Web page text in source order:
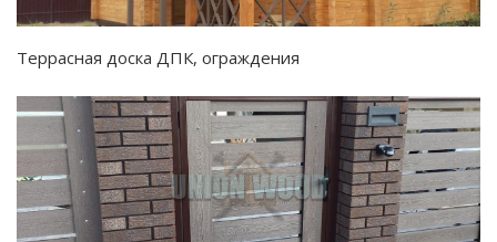
Террасная доска ДПК, ограждения